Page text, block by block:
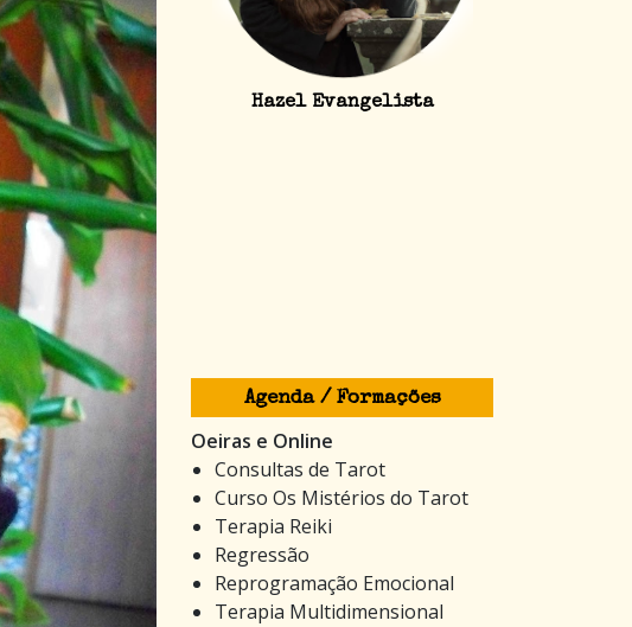
Hazel Evangelista
Agenda / Formações
Oeiras e Online
Consultas de Tarot
Curso Os Mistérios do Tarot
Terapia Reiki
Regressão
Reprogramação Emocional
Terapia Multidimensional